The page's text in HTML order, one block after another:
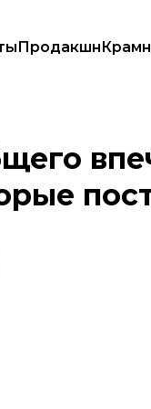
Продакшн
до и после